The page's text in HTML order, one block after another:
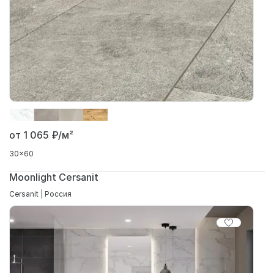
от 1 065 ₽/м²
30x60
Moonlight Cersanit
Cersanit | Россия